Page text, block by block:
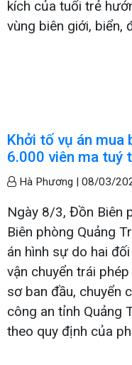
kích của tuổi trẻ
vùng biên giới, biển,
Khởi tố vụ án mua
6.000 viên ma tuý
Hà Phương | 08/03/
Ngày 8/3, Đồn Biên
Biên phòng Quảng
án hình sự do hai
vận chuyển trái
sơ ban đầu, chuyển
công an tỉnh Quảng
theo quy định của